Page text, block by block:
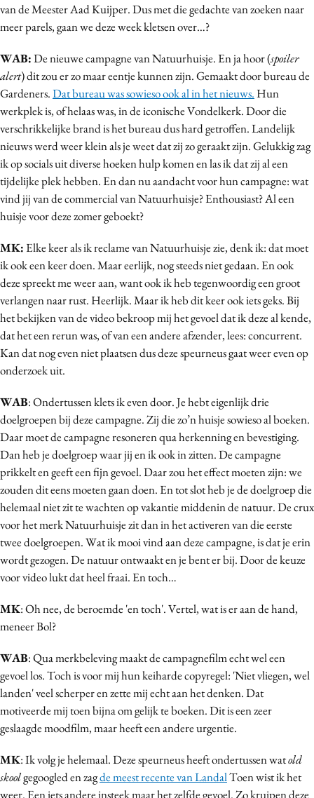
van de Meester Aad Kuijper. Dus met die gedachte van zoeken naar
meer parels, gaan we deze week kletsen over…?
WAB:De nieuwe campagne van Natuurhuisje. En ja hoor (spoiler
alert) dit zou er zo maar eentje kunnen zijn. Gemaakt door bureau de
Gardeners.Dat bureau was sowieso ook al in het nieuws.Hun
werkplek is, of helaas was, in de iconische Vondelkerk. Door die
verschrikkelijke brand is het bureau dus hard getroffen. Landelijk
nieuws werd weer klein als je weet dat zij zo geraakt zijn. Gelukkig zag
ik op socials uit diverse hoeken hulp komen en las ik dat zij al een
tijdelijke plek hebben. En dan nu aandacht voor hun campagne: wat
vind jij van de commercial van Natuurhuisje? Enthousiast? Al een
huisje voor deze zomer geboekt?
MK: Elke keer als ik reclame van Natuurhuisje zie, denk ik: dat moet
ik ook een keer doen. Maar eerlijk, nog steeds niet gedaan. En ook
deze spreekt me weer aan, want ook ik heb tegenwoordig een groot
verlangen naar rust. Heerlijk. Maar ik heb dit keer ook iets geks. Bij
het bekijken van de video bekroop mij het gevoel dat ik deze al kende,
dat het een rerun was, of van een andere afzender, lees: concurrent.
Kan dat nog even niet plaatsen dus deze speurneus gaat weer even op
onderzoek uit.
WAB: Ondertussen klets ik even door. Je hebt eigenlijk drie
doelgroepen bij deze campagne. Zij die zo’n huisje sowieso al boeken.
Daar moet de campagne resoneren qua herkenning en bevestiging.
Dan heb je doelgroep waar jij en ik ook in zitten. De campagne
prikkelt en geeft een fijn gevoel. Daar zou het effect moeten zijn: we
zouden dit eens moeten gaan doen. En tot slot heb je de doelgroep die
helemaal niet zit te wachten op vakantie middenin de natuur. De crux
voor het merk Natuurhuisje zit dan in het activeren van die eerste
twee doelgroepen. Wat ik mooi vind aan deze campagne, is dat je erin
wordt gezogen. De natuur ontwaakt en je bent er bij. Door de keuze
voor video lukt dat heel fraai. En toch…
MK: Oh nee, de beroemde 'en toch'. Vertel, wat is er aan de hand,
meneer Bol?
WAB: Qua merkbeleving maakt de campagnefilm echt wel een
gevoel los. Toch is voor mij hun keiharde copyregel: 'Niet vliegen, wel
landen' veel scherper en zette mij echt aan het denken. Dat
motiveerde mij toen bijna om gelijk te boeken. Dit is een zeer
geslaagde moodfilm, maar heeft een andere urgentie.
MK: Ik volg je helemaal. Deze speurneus heeft ondertussen watold
skoolgegoogled en zagde meest recente van LandalToen wist ik het
weer. Een iets andere insteek maar het zelfde gevoel. Zo kruipen deze